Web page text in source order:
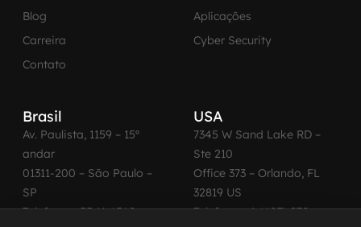
Blog
Carreira
Contato
Aplicações
Cyber Security
Brasil
Av. Paulista, 1159 – 15º
andar
01311-200 – São Paulo –
SP
Telefone: +55 11 4560-
USA
7345 W Sand Lake RD –
Ste 210
Office 373 – Orlando, FL
32819 US
Telefone: +1 (407) 270-